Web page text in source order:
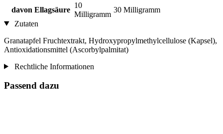
davon Ellagsäure
10
Milligramm
30 Milligramm
Zutaten
Granatapfel Fruchtextrakt, Hydroxypropylmethylcellulose (Kapsel),
Antioxidationsmittel (Ascorbylpalmitat)
Rechtliche Informationen
Passend dazu